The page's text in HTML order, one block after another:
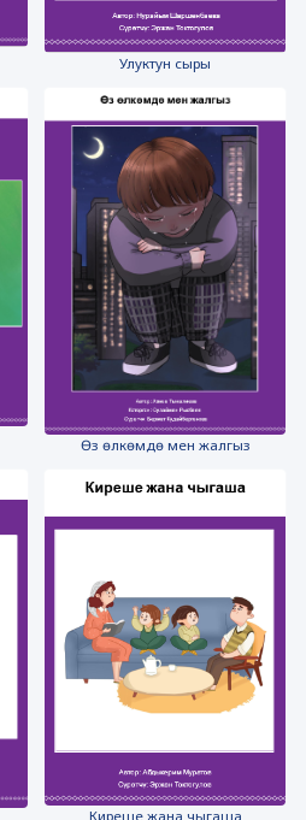
Улуктун сыры
Өз өлкөмдө мен жалгыз
Киреше жана чыгаша